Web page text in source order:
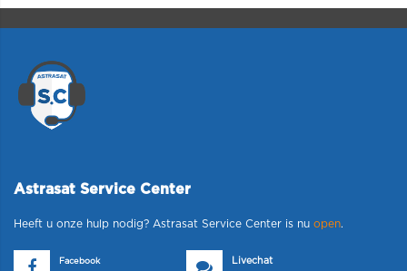
Astrasat Service Center
Heeft u onze hulp nodig? Astrasat Service Center is nu open.
Facebook
Livechat